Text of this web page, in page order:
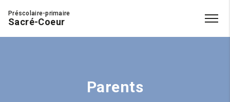
Préscolaire-primaire
Sacré-Coeur
Parents